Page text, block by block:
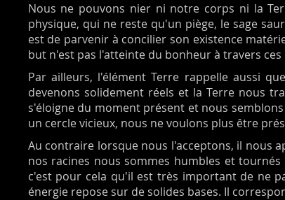
Nous ne pouvons nier ni notre corps ni la
physique, qui ne reste qu'un piège, le sage
est de parvenir à concilier son existence
but n'est pas l'atteinte du bonheur à travers
Par ailleurs, l'élément Terre rappelle aussi
devenons solidement réels et la Terre nous
s'éloigne du moment présent et nous
un cercle vicieux, nous ne voulons plus être
Au contraire lorsque nous l'acceptons, il nous
nos racines nous sommes humbles et
c'est pour cela qu'il est très important de ne
énergie repose sur de solides bases. Il